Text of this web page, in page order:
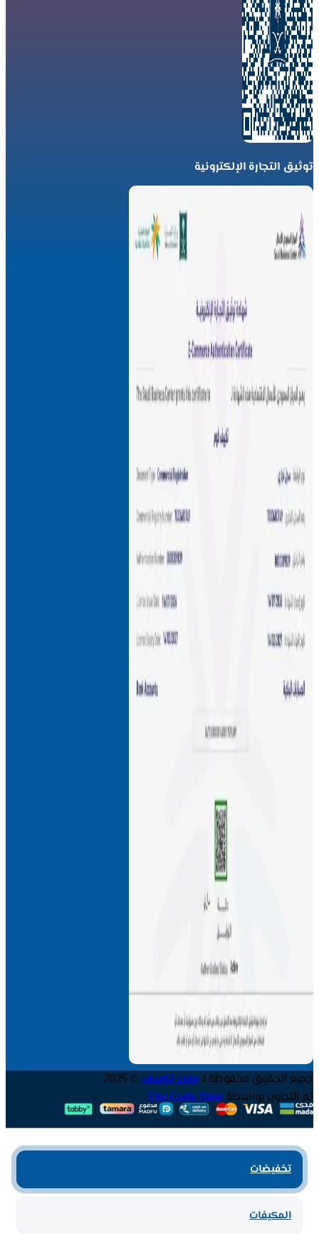
توثيق التجارة الإلكترونية
جميع الحقوق محفوظة لـمتجر تكييف © 2025.
تم التطوير بواسطةThe Code Time
.
تخفيضات
المكيفات